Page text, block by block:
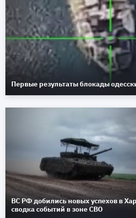
Первые результаты блокады
ВС РФ добились новых успехов в
сводка событий в зоне СВО